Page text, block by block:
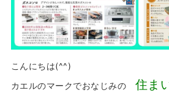
こんにちは(^^)
カエルのマークでおなじみの 住ま